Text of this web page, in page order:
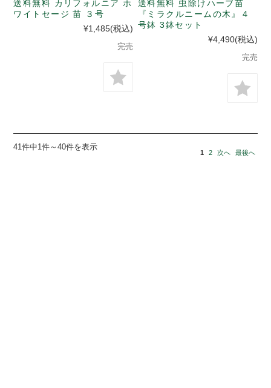
送料無料 カリフォルニア ホ
ワイトセージ 苗 ３号
¥1,485(税込)
完売
送料無料 虫除けハーブ苗
『ミラクルニームの木』４
号鉢 3鉢セット
¥4,490(税込)
完売
41件中1件～40件を表示
1 2 次へ 最後へ